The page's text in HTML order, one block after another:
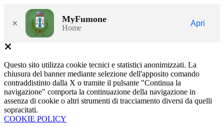
× MyFumone
Home
Apri
Questo sito utilizza cookie tecnici e statistici anonimizzati. La
chiusura del banner mediante selezione dell'apposito comando
contraddistinto dalla X o tramite il pulsante "Continua la
navigazione" comporta la continuazione della navigazione in
assenza di cookie o altri strumenti di tracciamento diversi da quelli
sopracitati.
COOKIE POLICY